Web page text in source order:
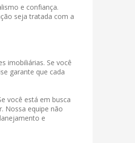
e confiança.
seja tratada com a
imobiliárias. Se você
garante que cada
você está em busca
Nossa equipe não
e